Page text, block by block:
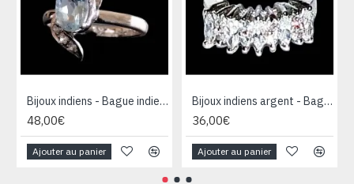
Bijoux indiens - Bague indienne rhodiée Topaze
48,00€
Ajouter au panier
Bijoux indiens argent - Bague indienne oxyde de Zirconium
36,00€
Ajouter au panier